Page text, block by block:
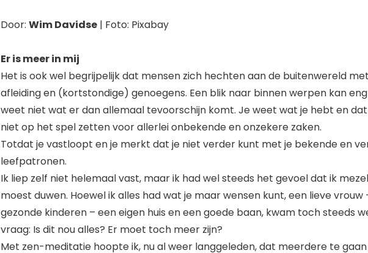
Door: Wim Davidse | Foto: Pixabay
Er is meer in mij
Het is ook wel begrijpelijk dat mensen zich hechten aan de buitenwereld
afleiding en (kortstondige) genoegens. Een blik naar binnen werpen kan
weet niet wat er dan allemaal tevoorschijn komt. Je weet wat je hebt en dat
niet op het spel zetten voor allerlei onbekende en onzekere zaken.
Totdat je vastloopt en je merkt dat je niet verder kunt met je bekende en
leefpatronen.
Ik liep zelf niet helemaal vast, maar ik had wel steeds het gevoel dat ik
moest duwen. Hoewel ik alles had wat je maar wensen kunt, een lieve vrouw
gezonde kinderen – een eigen huis en een goede baan, kwam toch steeds
vraag: Is dit nou alles? Er moet toch meer zijn?
Met zen-meditatie hoopte ik, nu al weer langgeleden, dat meerdere te